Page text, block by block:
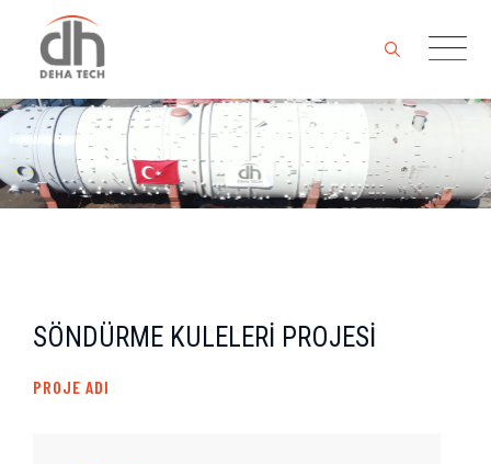
content
SÖNDÜRME KULELERİ PROJESİ
PROJE ADI